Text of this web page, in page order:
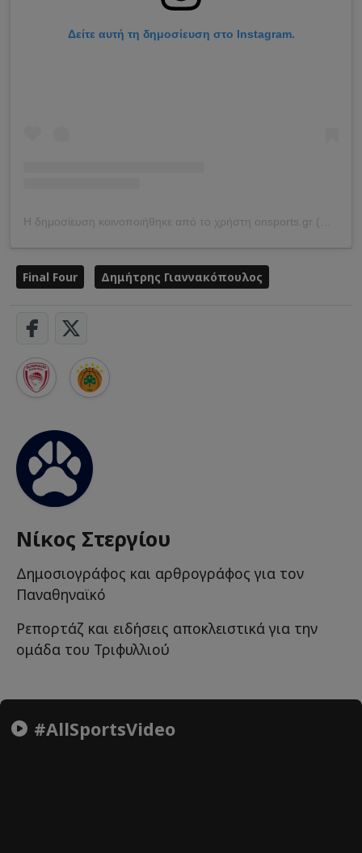
Δείτε αυτή τη δημοσίευση στο Instagram.
Η δημοσίευση κοινοποιήθηκε από το χρήστη onsports.gr (@onsportsgr)
Final Four Δημήτρης Γιαννακόπουλος
Νίκος Στεργίου
Δημοσιογράφος και αρθρογράφος για τον
Παναθηναϊκό
Ρεπορτάζ και ειδήσεις αποκλειστικά για την
ομάδα του Τριφυλλιού
#AllSportsVideo